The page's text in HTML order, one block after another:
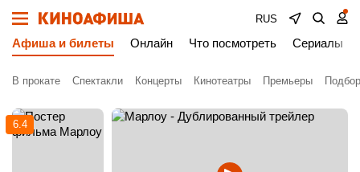
RUS
Афиша и билеты Онлайн Что посмотреть Сериалы
В прокате Спектакли Концерты Кинотеатры Премьеры
6.4